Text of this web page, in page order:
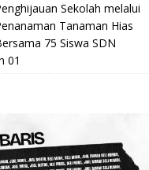
Sekolah melalui
Tanaman Hias
75 Siswa SDN
01